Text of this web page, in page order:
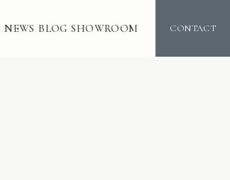
NEWS BLOG SHOWROOM CONTACT